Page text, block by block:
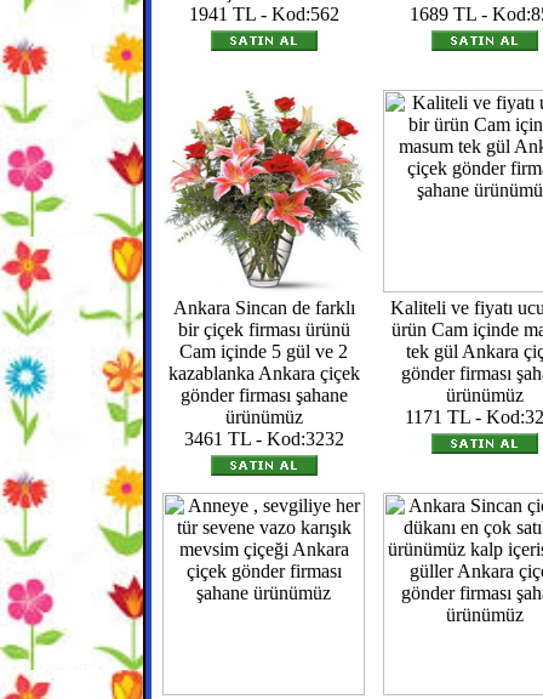
1941 TL - Kod:562
1689 TL -
Ankara Sincan de farklı
bir çiçek firması ürünü
Cam içinde 5 gül ve 2
kazablanka Ankara çiçek
gönder firması şahane
ürünümüz
3461 TL - Kod:3232
Kaliteli ve fiyatı
ürün Cam içinde
tek gül Ankara
gönder firması
ürünümüz
1171 TL -